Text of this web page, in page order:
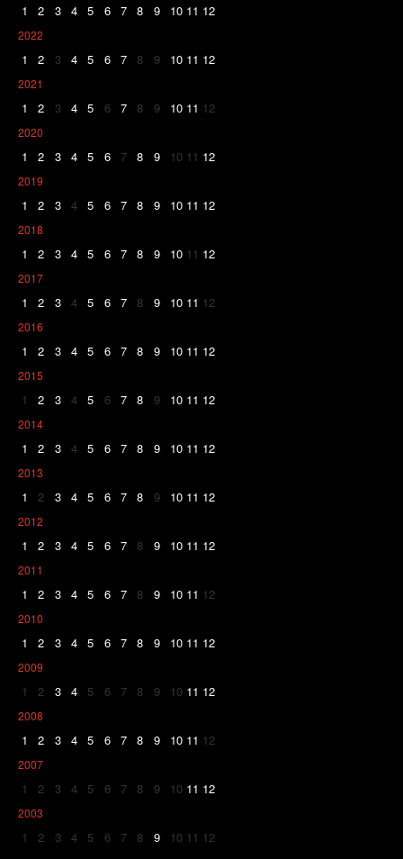
1 2 3 4 5 6 7 8 9 10 11 12
2022
1 2 3 4 5 6 7 8 9 10 11 12
2021
1 2 3 4 5 6 7 8 9 10 11 12
2020
1 2 3 4 5 6 7 8 9 10 11 12
2019
1 2 3 4 5 6 7 8 9 10 11 12
2018
1 2 3 4 5 6 7 8 9 10 11 12
2017
1 2 3 4 5 6 7 8 9 10 11 12
2016
1 2 3 4 5 6 7 8 9 10 11 12
2015
1 2 3 4 5 6 7 8 9 10 11 12
2014
1 2 3 4 5 6 7 8 9 10 11 12
2013
1 2 3 4 5 6 7 8 9 10 11 12
2012
1 2 3 4 5 6 7 8 9 10 11 12
2011
1 2 3 4 5 6 7 8 9 10 11 12
2010
1 2 3 4 5 6 7 8 9 10 11 12
2009
1 2 3 4 5 6 7 8 9 10 11 12
2008
1 2 3 4 5 6 7 8 9 10 11 12
2007
1 2 3 4 5 6 7 8 9 10 11 12
2003
1 2 3 4 5 6 7 8 9 10 11 12